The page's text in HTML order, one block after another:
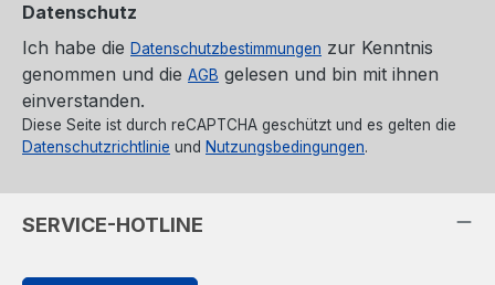
Datenschutz
Ich habe die Datenschutzbestimmungen zur Kenntnis
genommen und die AGB gelesen und bin mit ihnen
einverstanden.
Diese Seite ist durch reCAPTCHA geschützt und es gelten die
Datenschutzrichtlinie und Nutzungsbedingungen.
SERVICE-HOTLINE